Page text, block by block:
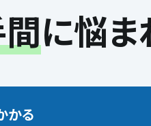
に悩ま
かる